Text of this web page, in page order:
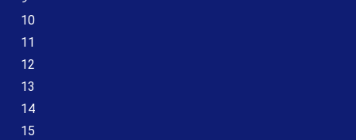
10
11
12
13
14
15